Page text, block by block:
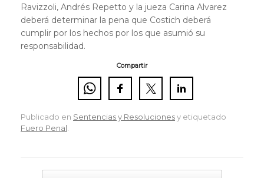
Ravizzoli, Andrés Repetto y la jueza Carina Alvarez
deberá determinar la pena que Costich deberá
cumplir por los hechos por los que asumió su
responsabilidad.
Compartir
Publicado en Sentencias y Resolucionesy etiquetado
Fuero Penal